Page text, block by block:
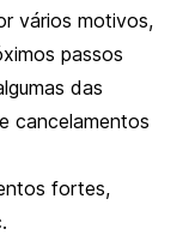
vários motivos,
passos
das
cancelamentos
fortes,